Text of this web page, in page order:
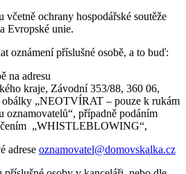
ochrany hospodářské soutěže
Evropské unie.
oznámení příslušné osobě, a to buď:
na adresu
kraje, Závodní 353/88, 360 06,
„NEOTVÍRAT – pouze k rukám
oznamovatelů“, případně podáním
„WHISTLEBLOWING“,
adrese oznamovatel@domovskalka.cz